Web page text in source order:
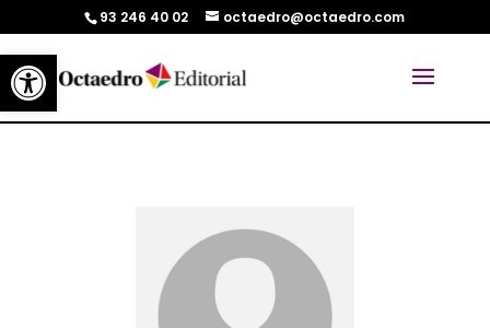
Abrir barra de herramientas
93 246 40 02 octaedro@octaedro.com